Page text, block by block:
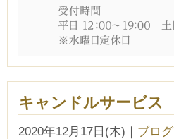
キャンドルサービス
2020年12月17日(木) ｜ ブログ